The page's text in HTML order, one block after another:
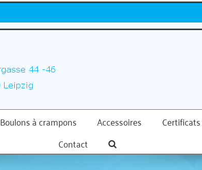
Boulons à crampons Accessoires
Contact